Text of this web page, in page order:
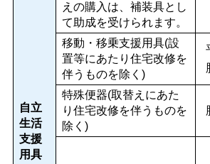
自立
生活
支援
用具
えの購入は、補装具とし
て助成を受けられます。
移動・移乗支援用具(設
置等にあたり住宅改修を
伴うものを除く)
特殊便器(取替えにあた
り住宅改修を伴うものを
除く)